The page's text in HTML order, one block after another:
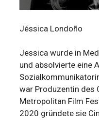
Jéssica Londoño
Jessica wurde in
und absolvierte eine
war Produzentin des
Metropolitan Film
2020 gründete sie